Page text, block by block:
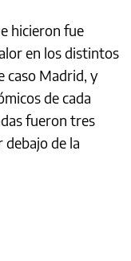
hicieron fue
en los distintos
caso Madrid, y
de cada
fueron tres
de la